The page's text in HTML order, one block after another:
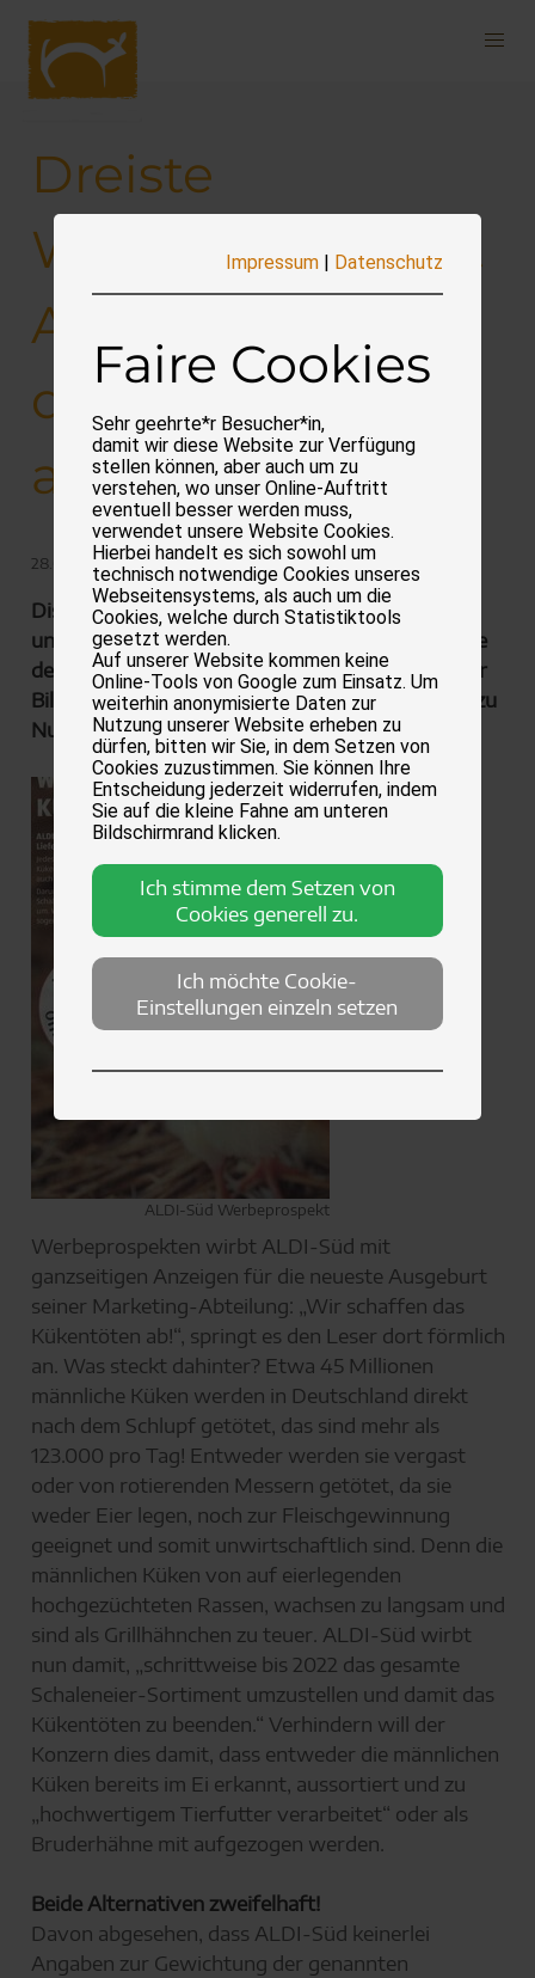
Navigation
überspringen
Dreiste
Werbelüge! Nicht
ALDI-Süd schafft
das Kükentöten
ab!
28.07.2020
Discounter ALDI-Süd zieht mit einer
unverschämten Initiative zum wiederholten Male
den Zorn vieler Tierfreunde auf sich. Wie sich der
Billigpreis-Riese das Unwissen der Verbraucher zu
Nutze macht und diese täuscht …
ALDI-Süd Werbeprospekt
In seinen
jüngsten
Werbeprospekten wirbt ALDI-Süd mit
ganzseitigen Anzeigen für die neueste Ausgeburt
seiner Marketing-Abteilung: „Wir schaffen das
Kükentöten ab!“, springt es den Leser dort förmlich
an. Was steckt dahinter? Etwa 45 Millionen
männliche Küken werden in Deutschland direkt
nach dem Schlupf getötet, das sind mehr als
123.000 pro Tag! Entweder werden sie vergast
oder von rotierenden Messern getötet, da sie
weder Eier legen, noch zur Fleischgewinnung
geeignet und somit unwirtschaftlich sind. Denn die
männlichen Küken von auf eierlegenden
hochgezüchteten Rassen, wachsen zu langsam und
sind als Grillhähnchen zu teuer. ALDI-Süd wirbt
nun damit, „schrittweise bis 2022 das gesamte
Schaleneier-Sortiment umzustellen und damit das
Kükentöten zu beenden.“ Verhindern will der
Konzern dies damit, dass entweder die männlichen
Küken bereits im Ei erkannt, aussortiert und zu
„hochwertigem Tierfutter verarbeitet“ oder als
Bruderhähne mit aufgezogen werden.
Beide Alternativen zweifelhaft!
Davon abgesehen, dass ALDI-Süd keinerlei
Angaben zur Gewichtung der genannten
Impressum | Datenschutz
Faire Cookies
Sehr geehrte*r Besucher*in,
damit wir diese Website zur Verfügung
stellen können, aber auch um zu
verstehen, wo unser Online-Auftritt
eventuell besser werden muss,
verwendet unsere Website Cookies.
Hierbei handelt es sich sowohl um
technisch notwendige Cookies unseres
Webseitensystems, als auch um die
Cookies, welche durch Statistiktools
gesetzt werden.
Auf unserer Website kommen keine
Online-Tools von Google zum Einsatz. Um
weiterhin anonymisierte Daten zur
Nutzung unserer Website erheben zu
dürfen, bitten wir Sie, in dem Setzen von
Cookies zuzustimmen. Sie können Ihre
Entscheidung jederzeit widerrufen, indem
Sie auf die kleine Fahne am unteren
Bildschirmrand klicken.
Ich stimme dem Setzen von
Cookies generell zu.
Ich möchte Cookie-
Einstellungen einzeln setzen